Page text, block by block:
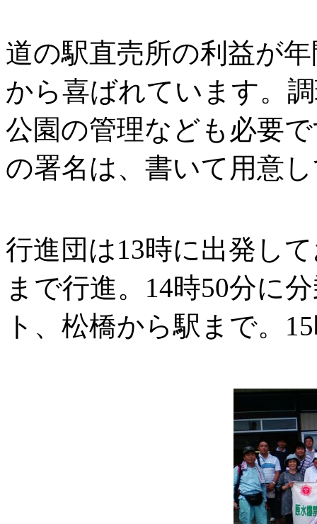
道の駅直売所の利益が
から喜ばれています。
公園の管理なども必要
の署名は、書いて用意
行進団は13時に出発し
まで行進。14時50分に
ト、松橋から駅まで。